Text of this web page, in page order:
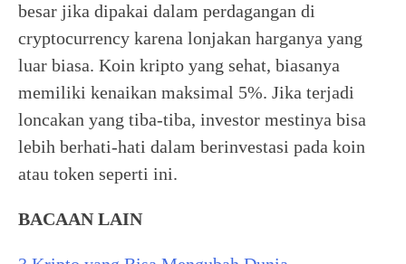
besar jika dipakai dalam perdagangan di
cryptocurrency karena lonjakan harganya yang
luar biasa. Koin kripto yang sehat, biasanya
memiliki kenaikan maksimal 5%. Jika terjadi
loncakan yang tiba-tiba, investor mestinya bisa
lebih berhati-hati dalam berinvestasi pada koin
atau token seperti ini.
BACAAN LAIN